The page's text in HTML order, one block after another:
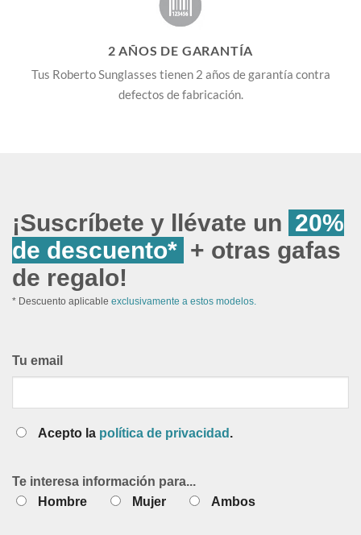
2 AÑOS DE GARANTÍA
Tus Roberto Sunglasses tienen 2 años de garantía contra
defectos de fabricación.
¡Suscríbete y llévate un 20%
de descuento* + otras gafas
de regalo!
* Descuento aplicable exclusivamente a estos modelos.
Tu email
Acepto la política de privacidad .
Te interesa información para...
Hombre
Mujer Ambos